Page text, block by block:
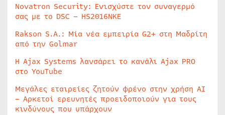
Novatron Security: Ενισχύστε τον συναγερμό
σας με το DSC – HS2016NKE
Rakson S.A.: Μία νέα εμπειρία G2+ στη Μαδρίτη
από την Golmar
Η Ajax Systems λανσάρει το κανάλι Ajax PRO
στο YouTube
Μεγάλες εταιρείες ζητούν φρένο στην χρήση AI
– Αρκετοί ερευνητές προειδοποιούν για τους
κινδύνους που υπάρχουν